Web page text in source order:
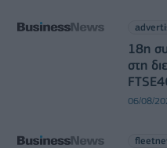
18η
στη
06/08/